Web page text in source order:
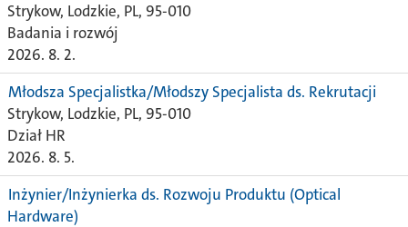
Strykow, Lodzkie, PL, 95-010
Badania i rozwój
2026. 8. 2.
Młodsza Specjalistka/Młodszy Specjalista ds. Rekrutacji
Strykow, Lodzkie, PL, 95-010
Dział HR
2026. 8. 5.
Inżynier/Inżynierka ds. Rozwoju Produktu (Optical
Hardware)